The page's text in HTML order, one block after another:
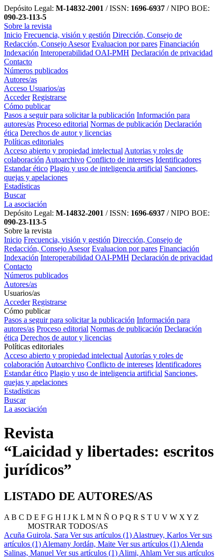
Depósito Legal: M-14832-2001 / ISSN: 1696-6937 / NIPO BOE:
090-23-113-5
Sobre la revista
Inicio Frecuencia, visión y gestión Dirección, Consejo de
Redacción, Consejo Asesor Evaluacion por pares Financiación
Indexación Interoperabilidad OAI-PMH Declaración de privacidad
Contacto
Números publicados
Autores/as
Acceso Usuarios/as
Acceder Registrarse
Cómo publicar
Pasos a seguir para solicitar la publicación Información para
autores/as Proceso editorial Normas de publicación Declaración
ética Derechos de autor y licencias
Políticas editoriales
Acceso abierto y propiedad intelectual Autorias y roles de
colaboración Autoarchivo Conflicto de intereses Identificadores
Estandar ético Plagio y uso de inteligencia artificial Sanciones,
quejas y apelaciones
Estadísticas
Buscar
La asociación
Depósito Legal: M-14832-2001 / ISSN: 1696-6937 / NIPO BOE:
090-23-113-5
Sobre la revista
Inicio Frecuencia, visión y gestión Dirección, Consejo de
Redacción, Consejo Asesor Evaluacion por pares Financiación
Indexación Interoperabilidad OAI-PMH Declaración de privacidad
Contacto
Números publicados
Autores/as
Usuarios/as
Acceder Registrarse
Cómo publicar
Pasos a seguir para solicitar la publicación Información para
autores/as Proceso editorial Normas de publicación Declaración
ética Derechos de autor y licencias
Políticas editoriales
Acceso abierto y propiedad intelectual Autorías y roles de
colaboración Autoarchivo Conflicto de intereses Identificadores
Estandar ético Plagio y uso de inteligencia artificial Sanciones,
quejas y apelaciones
Estadísticas
Buscar
La asociación
Revista
“Laicidad y libertades: escritos
jurídicos”
LISTADO DE AUTORES/AS
A B C D E F G H I J K L M N Ñ O PQ R S T U V W X Y Z
MOSTRAR TODOS/AS
Acuña Guirola, Sara Ver sus artículos (1) Alastruey, Karlos Ver sus
artículos (1) Alemany Jordán, Maite Ver sus artículos (1) Alenda
Salinas, Manuel Ver sus artículos (1) Alimi, Ahlam Ver sus artículos